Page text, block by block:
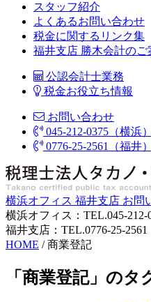
スタッフ紹介
よくあるお問い合わせ
税金に関するリンク集
福井支店 勝木会計のご
公認会計士業務
税金お役立ち情報
お問い合わせ
045-212-0375（横浜）
0776-25-2561（福井）
横浜オフィス 福井支店 お問
横浜オフィス：TEL.045-
福井支店：TEL.0776-25-
HOME /商業登記
「商業登記」の